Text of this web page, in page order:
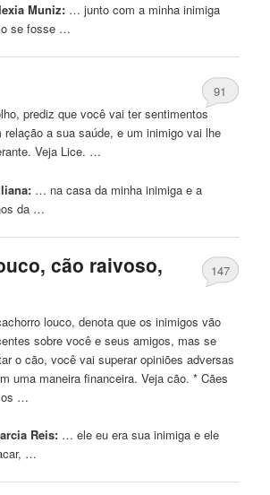
Muniz: … junto com a minhainimiga
se fosse …
91
prediz que você vai ter sentimentos
a sua saúde, e um inimigo vai lhe
Veja Lice. …
… na casa da minhainimiga e a
da …
cão raivoso,
147
louco, denota que os inimigos vão
sobre você e seus amigos, mas se
o cão, você vai superar opiniões adversas
uma maneira financeira. Veja cão. * Cães
…
Reis: … ele eu era suainimiga e ele
…